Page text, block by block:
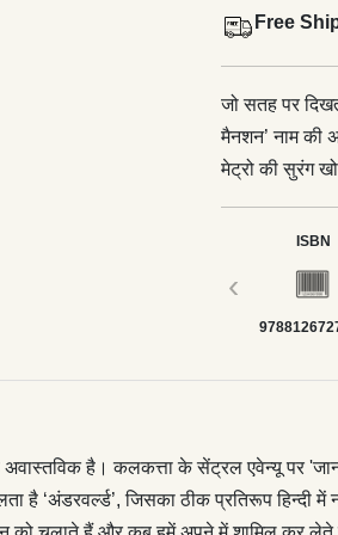
Free
जो सतह पर
मैनशन’ नाम की
मेट्रो की सुरंग
जुगाड़ की
कि वे किस हद
बेदख़ल किए
1970 के दशक
कि दोनों को
कोशिश में बार-
इसी क्रम में
‹
ISBN
है। कलकत्ता के सेंट्रल एवेन्यू पर
है ‘अंडरवर्ल्ड’, जिसका ठीक प्रतिरूप हिन्दी